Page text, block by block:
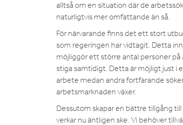
alltså om en situation där de
naturligtvis mer omfattande än så.
För närvarande finns det ett stort
som regeringen har vidtagit. Detta
möjliggör ett större antal personer
stiga samtidigt. Detta är möjligt just i
arbete medan andra fortfarande
arbetsmarknaden växer.
Dessutom skapar en bättre tillgång
verkar nu äntligen ske. Vi behöver